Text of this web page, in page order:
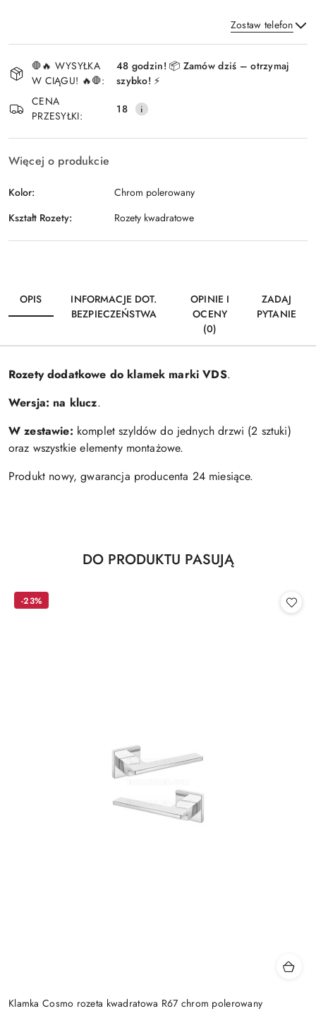
Zostaw telefon
Wyślij
i
dostawa
🛑🔥 WYSYŁKA
W CIĄGU! 🔥🛑:
48 godzin! 📦 Zamów dziś – otrzymaj
szybko! ⚡
CENA
PRZESYŁKI:
18
Więcej o produkcie
Kolor:
Chrom polerowany
Kształt Rozety:
Rozety kwadratowe
OPIS
INFORMACJE DOT.
BEZPIECZEŃSTWA
OPINIE I
OCENY
(0)
ZADAJ
PYTANIE
Rozety dodatkowe do klamek marki VDS.
Wersja: na klucz.
W zestawie: komplet szyldów do jednych drzwi (2 sztuki)
oraz wszystkie elementy montażowe.
Produkt nowy, gwarancja producenta 24 miesiące.
Pomiń karuzelę produktów
Produkty
DO PRODUKTU PASUJĄ
Klamka Cosmo rozeta kwadratowa R67 chrom polerowany
-23%